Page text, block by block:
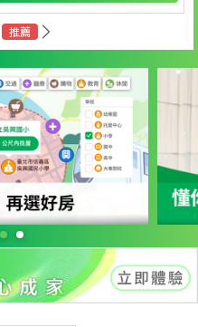
推薦